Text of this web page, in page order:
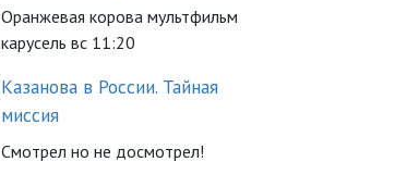
Оранжевая корова мультфильм
карусель вс 11:20
Казанова в России. Тайная
миссия
Смотрел но не досмотрел!